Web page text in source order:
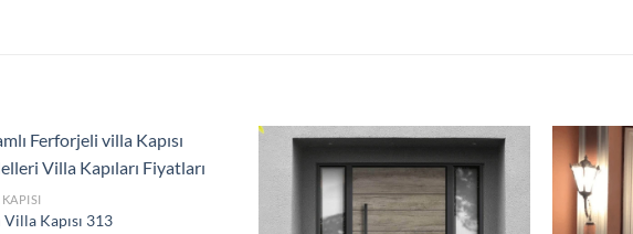
Villa Kapısı 313